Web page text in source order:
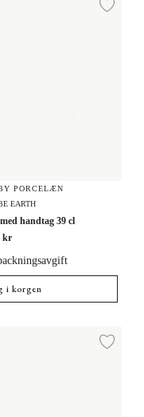
PORCELÆN
EARTH
handtag 39 cl
kr
i korgen
i önskelista